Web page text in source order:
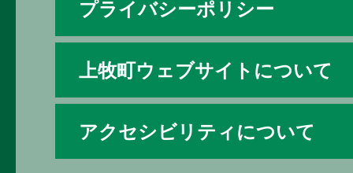
プライバシーポリシー
上牧町ウェブサイトについて
アクセシビリティについて